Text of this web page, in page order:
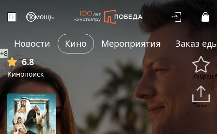
Помощь Войти
Новости Кино Мероприятия
Заказ
6.8
Кинопоиск
+8